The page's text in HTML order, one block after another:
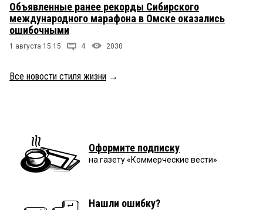
Объявленные ранее рекорды Сибирского
международного марафона в Омске оказались
ошибочными
1 августа 15:15 4 2030
Все новости стиля жизни →
Оформите подписку
на газету «Коммерческие вести»
Нашли ошибку?